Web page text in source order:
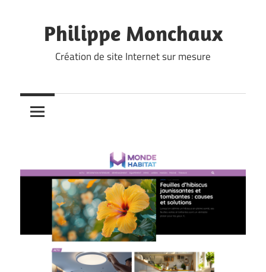
contentPhilippe Monchaux
Création de site Internet sur mesure